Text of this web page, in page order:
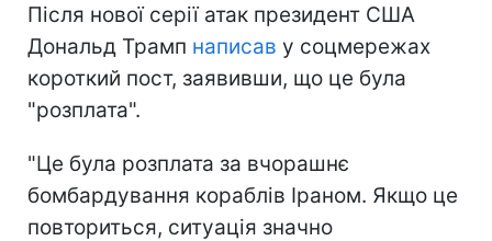
Після нової серії атак президент США
Дональд Трамп написав у соцмережах
короткий пост, заявивши, що це була
"розплата".
"Це була розплата за вчорашнє
бомбардування кораблів Іраном. Якщо це
повториться, ситуація значно